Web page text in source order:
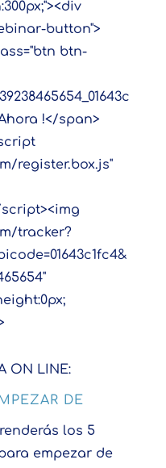
button">
btn-
!</span>
register.box.js"
tracker?
ON LINE:
DE
los 5
empezar de